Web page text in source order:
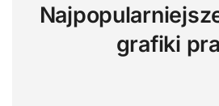
grafiki